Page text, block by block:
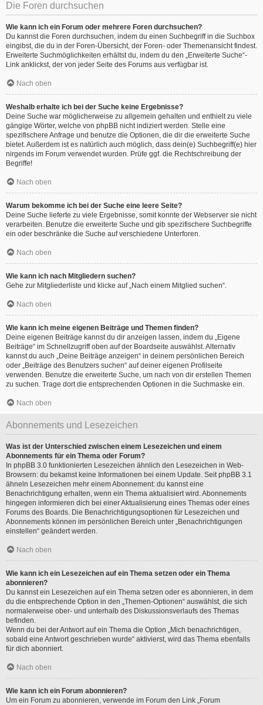
Die Foren durchsuchen
Wie kann ich ein Forum oder mehrere Foren durchsuchen?
Du kannst die Foren durchsuchen, indem du einen Suchbegriff in die Suchbox
eingibst, die du in der Foren-Übersicht, der Foren- oder Themenansicht findest.
Erweiterte Suchmöglichkeiten erhältst du, indem du den „Erweiterte Suche“-
Link anklickst, der von jeder Seite des Forums aus verfügbar ist.
Nach oben
Weshalb erhalte ich bei der Suche keine Ergebnisse?
Deine Suche war möglicherweise zu allgemein gehalten und enthielt zu viele
gängige Wörter, welche von phpBB nicht indiziert werden. Stelle eine
spezifischere Anfrage und benutze die Optionen, die dir die erweiterte Suche
bietet. Außerdem ist es natürlich auch möglich, dass dein(e) Suchbegriff(e) hier
nirgends im Forum verwendet wurden. Prüfe ggf. die Rechtschreibung der
Begriffe!
Nach oben
Warum bekomme ich bei der Suche eine leere Seite?
Deine Suche lieferte zu viele Ergebnisse, somit konnte der Webserver sie nicht
verarbeiten. Benutze die erweiterte Suche und gib spezifischere Suchbegriffe
ein oder beschränke die Suche auf verschiedene Unterforen.
Nach oben
Wie kann ich nach Mitgliedern suchen?
Gehe zur Mitgliederliste und klicke auf „Nach einem Mitglied suchen“.
Nach oben
Wie kann ich meine eigenen Beiträge und Themen finden?
Deine eigenen Beiträge kannst du dir anzeigen lassen, indem du „Eigene
Beiträge“ im Schnellzugriff oben auf der Boardseite auswählst. Alternativ
kannst du auch „Deine Beiträge anzeigen“ in deinem persönlichen Bereich
oder „Beiträge des Benutzers suchen“ auf deiner eigenen Profilseite
verwenden. Benutze die erweiterte Suche, um nach von dir erstellen Themen
zu suchen. Trage dort die entsprechenden Optionen in die Suchmaske ein.
Nach oben
Abonnements und Lesezeichen
Was ist der Unterschied zwischen einem Lesezeichen und einem
Abonnements für ein Thema oder Forum?
In phpBB 3.0 funktionierten Lesezeichen ähnlich den Lesezeichen in Web-
Browsern: du bekamst keine Informationen bei einem Update. Seit phpBB 3.1
ähneln Lesezeichen mehr einem Abonnement: du kannst eine
Benachrichtigung erhalten, wenn ein Thema aktualisiert wird. Abonnements
hingegen informieren dich bei einer Aktualisierung eines Themas oder eines
Forums des Boards. Die Benachrichtigungsoptionen für Lesezeichen und
Abonnements können im persönlichen Bereich unter „Benachrichtigungen
einstellen“ geändert werden.
Nach oben
Wie kann ich ein Lesezeichen auf ein Thema setzen oder ein Thema
abonnieren?
Du kannst ein Lesezeichen auf ein Thema setzen oder es abonnieren, in dem
du die entsprechende Option in den „Themen-Optionen“ auswählst, die sich
normalerweise ober- und unterhalb des Diskussionsverlaufs des Themas
befinden.
Wenn du bei der Antwort auf ein Thema die Option „Mich benachrichtigen,
sobald eine Antwort geschrieben wurde“ aktivierst, wird das Thema ebenfalls
für dich abonniert.
Nach oben
Wie kann ich ein Forum abonnieren?
Um ein Forum zu abonnieren, verwende im Forum den Link „Forum